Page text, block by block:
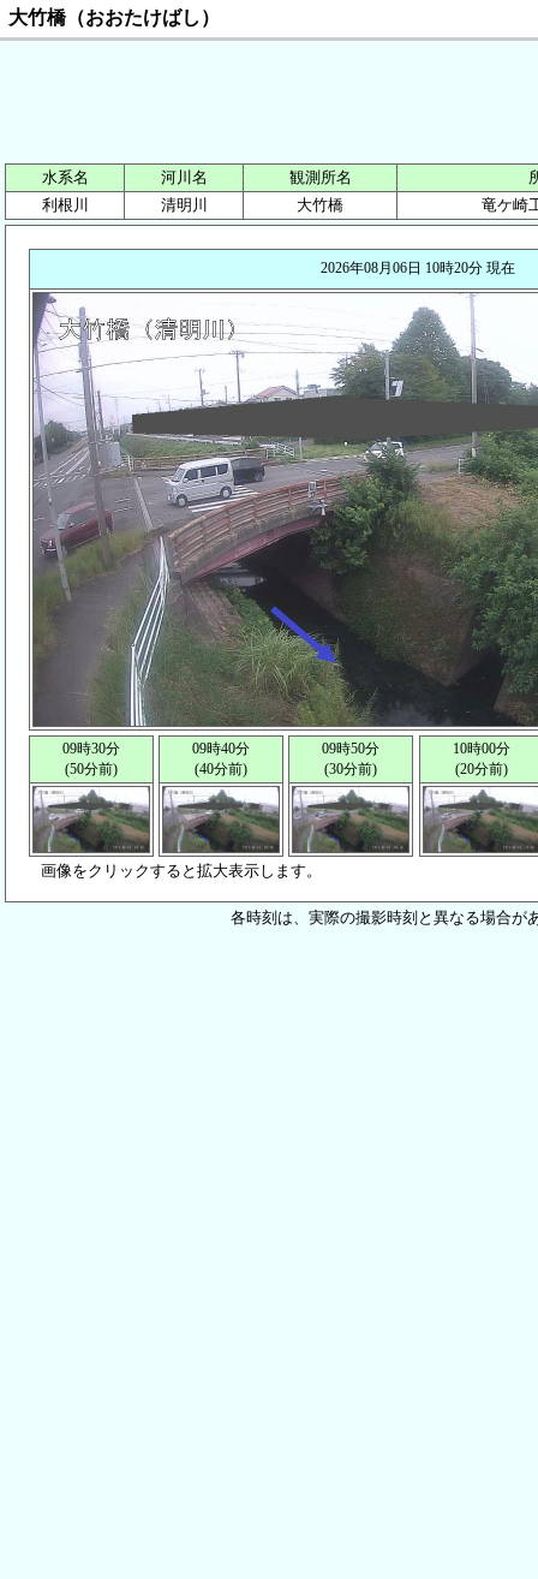
大竹橋（おおたけばし）
水系名 河川名 観測所名
利根川
清明川 大竹橋 竜ケ崎
2026年08月06日 10時20分 現在
09時30分
(50分前)
09時40分
(40分前)
09時50分
(30分前)
10時00分
(20分前)
画像をクリックすると拡大表示します。
各時刻は、実際の撮影時刻と異なる場合が